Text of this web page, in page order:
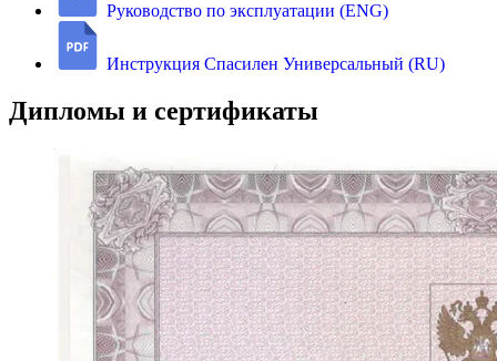
Руководство по эксплуатации (ENG)
Инструкция Спасилен Универсальный (RU)
Дипломы и сертификаты